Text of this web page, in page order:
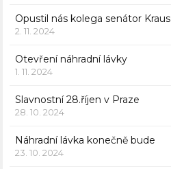
Opustil nás kolega senátor Kraus
2. 11. 2024
Otevření náhradní lávky
1. 11. 2024
Slavnostní 28.říjen v Praze
28. 10. 2024
Náhradní lávka konečně bude
23. 10. 2024